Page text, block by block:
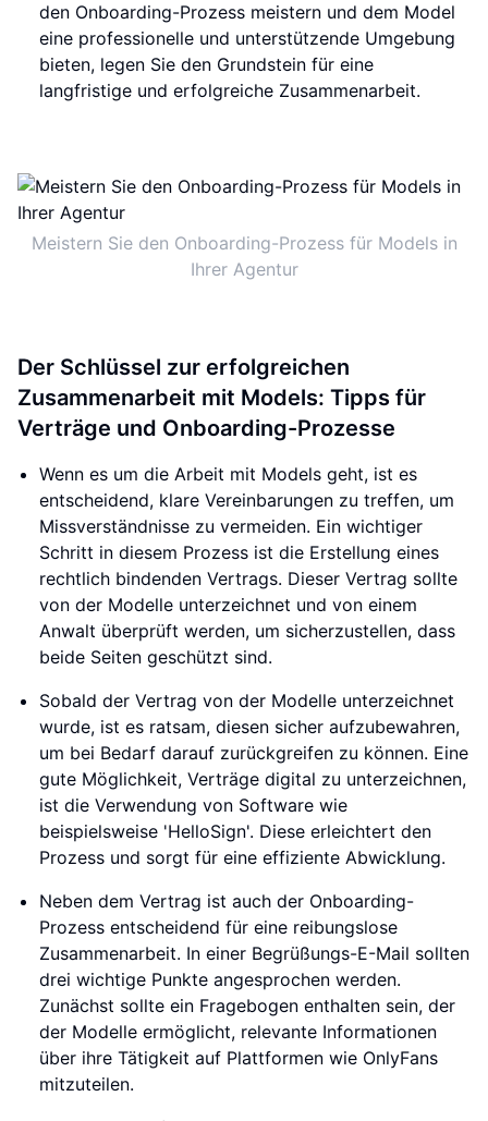
den Onboarding-Prozess meistern und dem Model
eine professionelle und unterstützende Umgebung
bieten, legen Sie den Grundstein für eine
langfristige und erfolgreiche Zusammenarbeit.
Meistern Sie den Onboarding-Prozess für Models in
Ihrer Agentur
Der Schlüssel zur erfolgreichen
Zusammenarbeit mit Models: Tipps für
Verträge und Onboarding-Prozesse
Wenn es um die Arbeit mit Models geht, ist es
entscheidend, klare Vereinbarungen zu treffen, um
Missverständnisse zu vermeiden. Ein wichtiger
Schritt in diesem Prozess ist die Erstellung eines
rechtlich bindenden Vertrags. Dieser Vertrag sollte
von der Modelle unterzeichnet und von einem
Anwalt überprüft werden, um sicherzustellen, dass
beide Seiten geschützt sind.
Sobald der Vertrag von der Modelle unterzeichnet
wurde, ist es ratsam, diesen sicher aufzubewahren,
um bei Bedarf darauf zurückgreifen zu können. Eine
gute Möglichkeit, Verträge digital zu unterzeichnen,
ist die Verwendung von Software wie
beispielsweise 'HelloSign'. Diese erleichtert den
Prozess und sorgt für eine effiziente Abwicklung.
Neben dem Vertrag ist auch der Onboarding-
Prozess entscheidend für eine reibungslose
Zusammenarbeit. In einer Begrüßungs-E-Mail sollten
drei wichtige Punkte angesprochen werden.
Zunächst sollte ein Fragebogen enthalten sein, der
der Modelle ermöglicht, relevante Informationen
über ihre Tätigkeit auf Plattformen wie OnlyFans
mitzuteilen.